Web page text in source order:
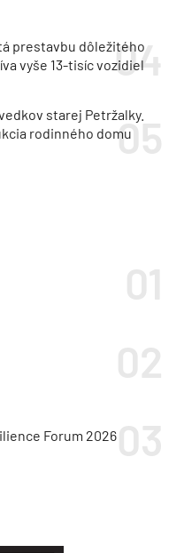
prestavbu dôležitého
vyše 13-tisíc vozidiel
starej Petržalky.
rodinného domu
Forum 2026